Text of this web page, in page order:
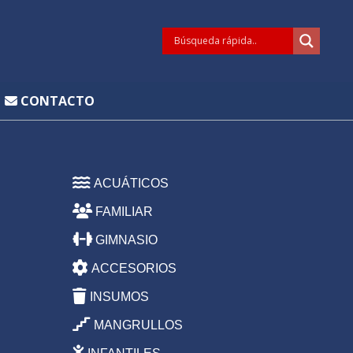
CONTACTO
ACUÁTICOS
FAMILIAR
GIMNASIO
ACCESORIOS
INSUMOS
MANGRULLOS